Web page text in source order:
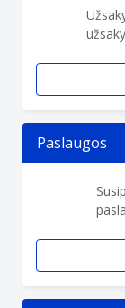
Paslaugos